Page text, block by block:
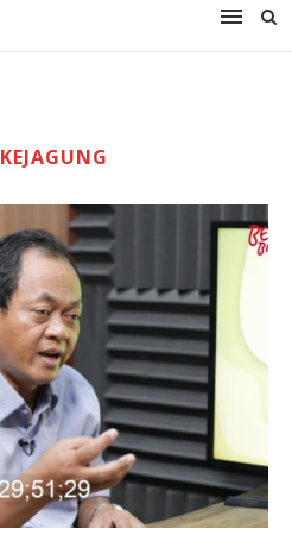
KEJAGUNG